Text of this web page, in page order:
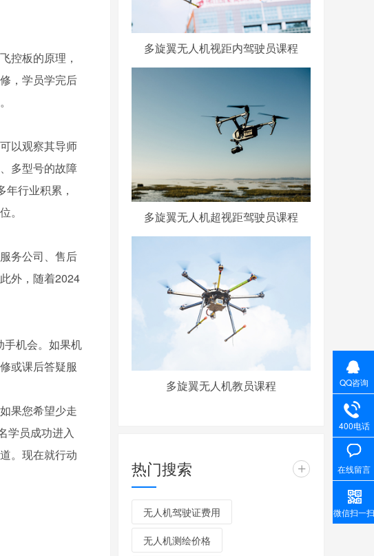
控板的原理，
，学员学完后
以观察其导师
多型号的故障
行业积累，
。
务公司、售后
外，随着2024
手机会。如果机
或课后答疑服
果您希望少走
学员成功进入
。现在就行动
多旋翼无人机视距内驾驶员课程
多旋翼无人机超视距驾驶员课程
多旋翼无人机教员课程
热门搜索 +
无人机驾驶证费用
无人机测绘价格
QQ咨询
400电话
在线留言
微信扫一扫